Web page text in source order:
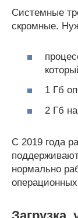
Системные
скромные.
1 Гб
2 Гб
С 2019 года
нормально